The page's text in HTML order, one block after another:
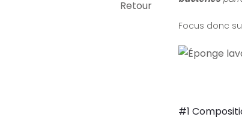
Retour
Focus donc
#1